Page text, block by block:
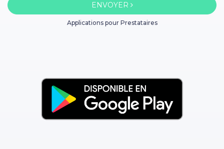
ENVOYER
Applications pour Prestataires